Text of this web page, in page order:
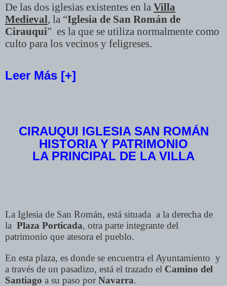
De las dos iglesias existentes en la Villa
Medieval, la “Iglesia de San Román de
Cirauqui” es la que se utiliza normalmente como
culto para los vecinos y feligreses.
Leer Más [+]
CIRAUQUI IGLESIA SAN ROMÁN
HISTORIA Y PATRIMONIO
LA PRINCIPAL DE LA VILLA
La Iglesia de San Román, está situada a la derecha de
la Plaza Porticada, otra parte integrante del
patrimonio que atesora el pueblo.
En esta plaza, es donde se encuentra el Ayuntamiento y
a través de un pasadizo, está el trazado el Camino del
Santiago a su paso porNavarra.